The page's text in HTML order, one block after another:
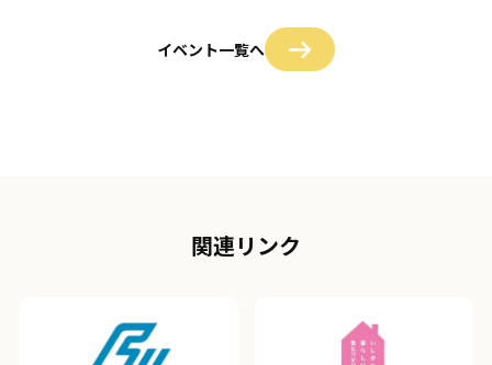
イベント一覧へ
関連リンク